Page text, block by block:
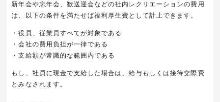
新年会や忘年会、歓送迎会などの社内レクリエーションの費用
は、以下の条件を満たせば福利厚生費として計上できます。
・役員、従業員すべてが対象である
・会社の費用負担が一律である
・支給額が常識的な範囲内である
もし、社員に現金で支給した場合は、給与もしくは接待交際費
とみなされます。